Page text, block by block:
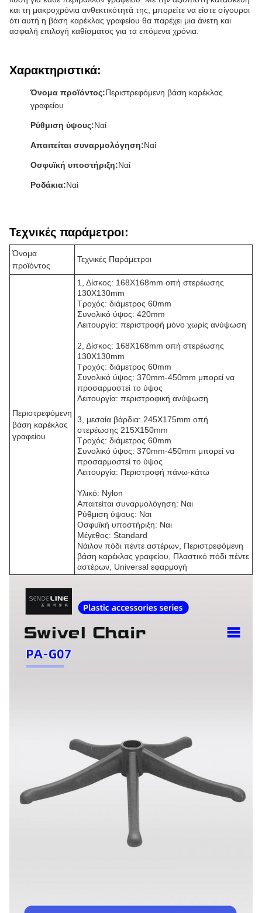
και τη μακροχρόνια ανθεκτικότητά της, μπορείτε να είστε σίγουροι
ότι αυτή η βάση καρέκλας γραφείου θα παρέχει μια άνετη και
ασφαλή επιλογή καθίσματος για τα επόμενα χρόνια.
Χαρακτηριστικά:
Όνομα προϊόντος:Περιστρεφόμενη βάση καρέκλας
γραφείου
Ρύθμιση ύψους:Ναί
Απαιτείται συναρμολόγηση:Ναί
Οσφυϊκή υποστήριξη:Ναί
Ροδάκια:Ναί
Τεχνικές παράμετροι:
Όνομα
προϊόντος
Τεχνικές Παράμετροι
Περιστρεφόμενη
βάση καρέκλας
γραφείου
1, Δίσκος: 168X168mm οπή στερέωσης
130X130mm
Τροχός: διάμετρος 60mm
Συνολικό ύψος: 420mm
Λειτουργία: περιστροφή μόνο χωρίς ανύψωση
2, Δίσκος: 168X168mm οπή στερέωσης
130X130mm
Τροχός: διάμετρος 60mm
Συνολικό ύψος: 370mm-450mm μπορεί να
προσαρμοστεί το ύψος
Λειτουργία: περιστροφική ανύψωση
3, μεσαία βάρδια: 245X175mm οπή
στερέωσης 215X150mm
Τροχός: διάμετρος 60mm
Συνολικό ύψος: 370mm-450mm μπορεί να
προσαρμοστεί το ύψος
Λειτουργία: Περιστροφή πάνω-κάτω
Υλικό: Nylon
Απαιτείται συναρμολόγηση: Ναι
Ρύθμιση ύψους: Ναι
Οσφυϊκή υποστήριξη: Ναι
Μέγεθος: Standard
Νάιλον πόδι πέντε αστέρων, Περιστρεφόμενη
βάση καρέκλας γραφείου, Πλαστικό πόδι πέντε
αστέρων, Universal εφαρμογή